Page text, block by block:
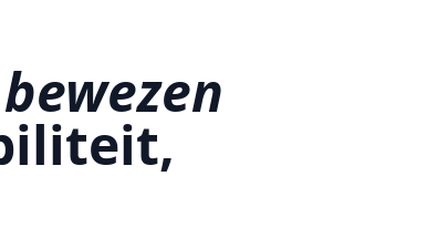
bewezen